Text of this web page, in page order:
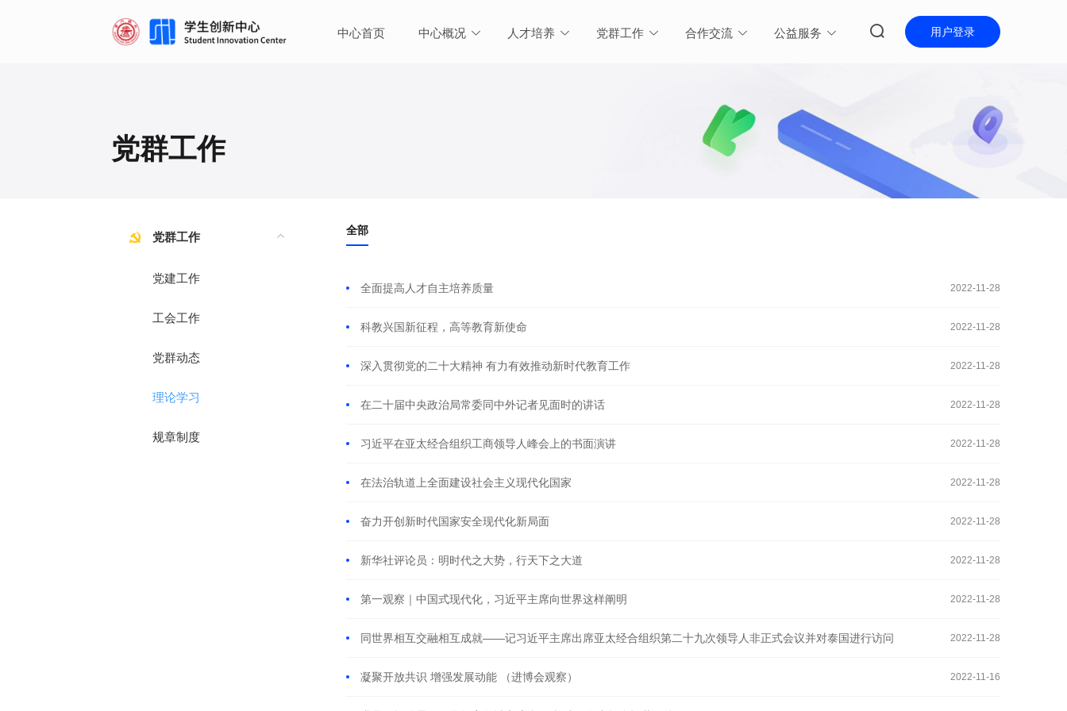
中心首页 中心概况 人才培养 党群工作 合作交流 公益服务 用户登录
党群工作
党群工作
党建工作
工会工作
党群动态
理论学习
规章制度
全部
全面提高人才自主培养质量 2022-11-28
科教兴国新征程，高等教育新使命 2022-11-28
深入贯彻党的二十大精神 有力有效推动新时代教育工作 2022-11-28
在二十届中央政治局常委同中外记者见面时的讲话 2022-11-28
习近平在亚太经合组织工商领导人峰会上的书面演讲 2022-11-28
在法治轨道上全面建设社会主义现代化国家 2022-11-28
奋力开创新时代国家安全现代化新局面 2022-11-28
新华社评论员：明时代之大势，行天下之大道 2022-11-28
第一观察｜中国式现代化，习近平主席向世界这样阐明 2022-11-28
同世界相互交融相互成就——记习近平主席出席亚太经合组织第二十九次领导人非正式会议并对泰国进行访问 2022-11-28
凝聚开放共识 增强发展动能 （进博会观察） 2022-11-16